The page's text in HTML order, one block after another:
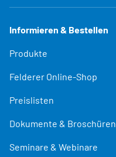
Informieren & Bestellen
Produkte
Felderer Online-Shop
Preislisten
Dokumente & Broschüren
Seminare & Webinare